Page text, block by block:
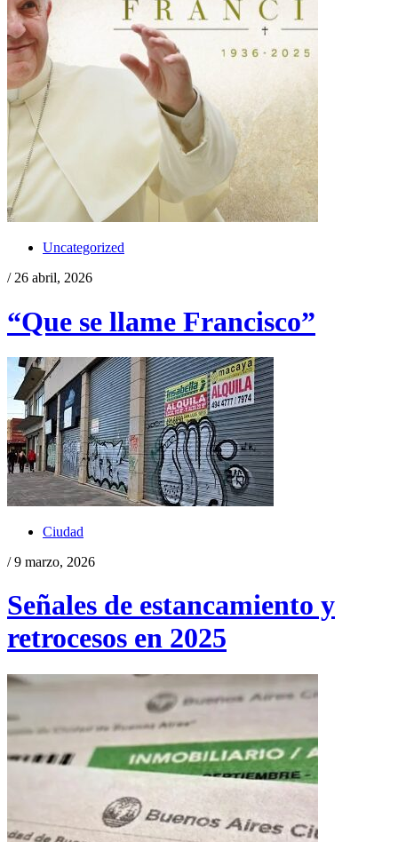
Uncategorized
/ 26 abril, 2026
“Que se llame Francisco”
Ciudad
/ 9 marzo, 2026
Señales de estancamiento y
retrocesos en 2025